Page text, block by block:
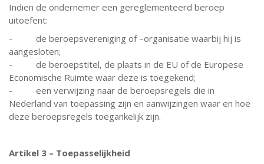
Indien de ondernemer een gereglementeerd beroep
uitoefent:
- de beroepsvereniging of –organisatie waarbij hij is
aangesloten;
- de beroepstitel, de plaats in de EU of de Europese
Economische Ruimte waar deze is toegekend;
- een verwijzing naar de beroepsregels die in
Nederland van toepassing zijn en aanwijzingen waar en hoe
deze beroepsregels toegankelijk zijn.
Artikel 3 – Toepasselijkheid